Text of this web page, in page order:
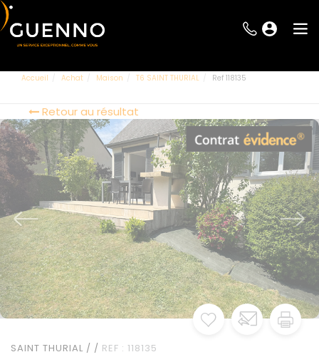
Accueil Achat Maison T6 SAINT THURIAL Ref 118135
Retour au résultat
SAINT THURIAL / / REF : 118135